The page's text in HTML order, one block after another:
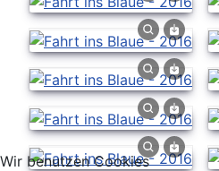
Wir benutzen Cookies